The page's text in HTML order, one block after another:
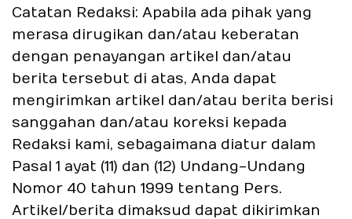
Catatan Redaksi: Apabila ada pihak yang
merasa dirugikan dan/atau keberatan
dengan penayangan artikel dan/atau
berita tersebut di atas, Anda dapat
mengirimkan artikel dan/atau berita berisi
sanggahan dan/atau koreksi kepada
Redaksi kami, sebagaimana diatur dalam
Pasal 1 ayat (11) dan (12) Undang-Undang
Nomor 40 tahun 1999 tentang Pers.
Artikel/berita dimaksud dapat dikirimkan